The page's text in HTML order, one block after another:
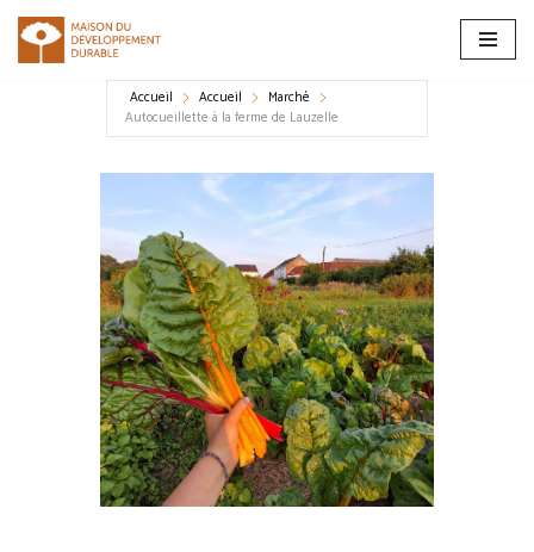
Aller
Accueil Accueil
Marché
Autocueillette à la ferme de Lauzelle